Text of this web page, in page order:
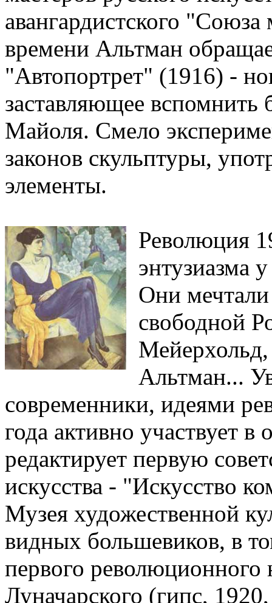
авангардистского
времени Альтман
"Автопортрет" (1916) -
заставляющее
Майоля. Смело
законов скульптуры,
элементы.
Революция
энтузиазма
Они мечтали
свободной
Альтман...
современники, идеями
года активно участвует
редактирует первую
искусства - "Искусство
Музея художественной
видных большевиков, в
первого
Луначарского (гипс,